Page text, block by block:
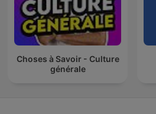
Choses à Savoir - Culture
générale